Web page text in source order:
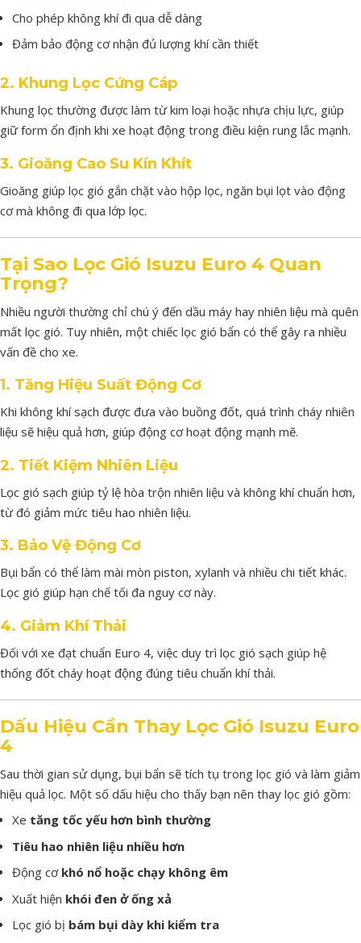
Cho phép không khíđi qua dễ dàng
Đảm bảo động cơnhận đủ lượng khícần thiết
2. Khung Lọc Cứng Cáp
Khung lọc thường được làm từkim loại hoặc nhựa chịu lực, giúp
giữform ổn định khi xe hoạt động trong điều kiện rung lắc mạnh.
3. Gioăng Cao Su Kín Khít
Gioăng giúp lọc gió gắn chặt vào hộp lọc, ngăn bụi lọt vào động
cơmà không đi qua lớp lọc.
Tại Sao Lọc Gió Isuzu Euro 4 Quan
Trọng?
Nhiều người thường chỉ chú ý đến dầu máy hay nhiên liệu mà quên
mất lọc gió. Tuy nhiên, một chiếc lọc gió bẩn có thể gây ra nhiều
vấn đề cho xe.
1. Tăng Hiệu Suất Động Cơ
Khi không khísạch được đưa vào buồng đốt, quá trình cháy nhiên
liệu sẽ hiệu quả hơn, giúp động cơhoạt động mạnh mẽ.
2. Tiết Kiệm Nhiên Liệu
Lọc gió sạch giúp tỷ lệ hòa trộn nhiên liệu và không khíchuẩn hơn,
từđó giảm mức tiêu hao nhiên liệu.
3. Bảo Vệ Động Cơ
Bụi bẩn có thể làm mài mòn piston, xylanh và nhiều chi tiết khác.
Lọc gió giúp hạn chế tối đa nguy cơnày.
4. Giảm Khí Thải
Đối với xe đạt chuẩn Euro 4, việc duy trì lọc gió sạch giúp hệ
thống đốt cháy hoạt động đúng tiêu chuẩn khíthải.
Dấu Hiệu Cần Thay Lọc Gió Isuzu Euro
4
Sau thời gian sửdụng, bụi bẩn sẽ tích tụ trong lọc gió và làm giảm
hiệu quả lọc. Một số dấu hiệu cho thấy bạn nên thay lọc gió gồm:
Xe tăng tốc yếu hơn bình thường
Tiêu hao nhiên liệu nhiều hơn
Động cơ khó nổ hoặc chạy không êm
Xuất hiện khói đen ởống xả
Lọc gió bị bám bụi dày khi kiểm tra